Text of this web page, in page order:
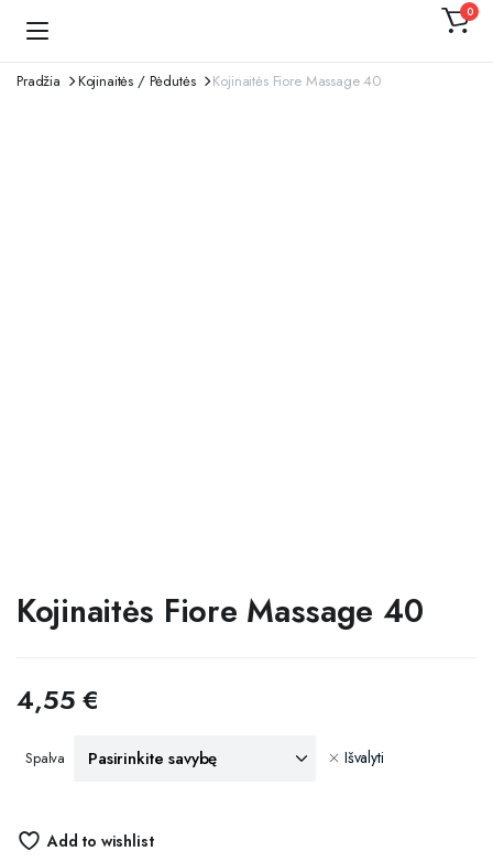
0
Pradžia Kojinaitės / Pėdutės Kojinaitės Fiore Massage 40
Kojinaitės Fiore Massage 40
4,55€
Spalva Išvalyti
Add to wishlist